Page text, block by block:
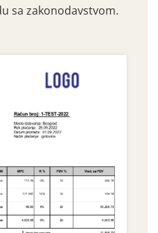
sa zakonodavstvom.